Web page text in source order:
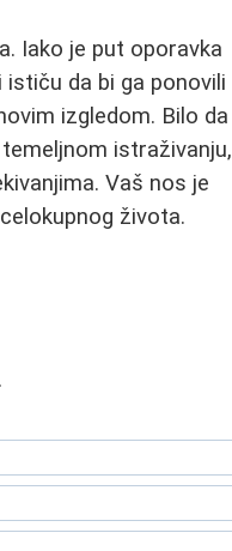
Iako je put oporavka
da bi ga ponovili
izgledom. Bilo da
istraživanju,
Vaš nos je
života.